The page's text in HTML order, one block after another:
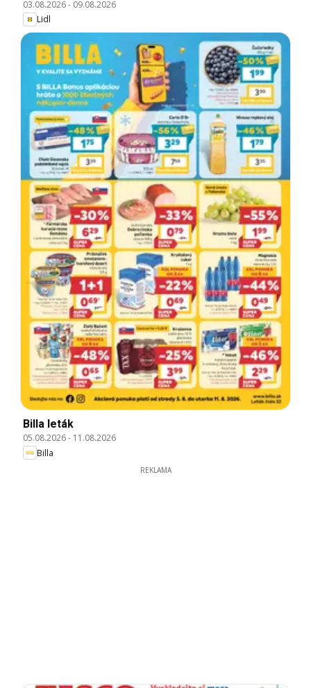
03.08.2026- 09.08.2026
Lidl
Billa leták
05.08.2026- 11.08.2026
Billa
REKLAMA